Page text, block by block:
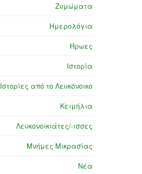
Ζυμώματα
Ημερολόγια
Ήρωες
Ιστορία
Ιστορίες από το Λευκόνοικο
Κειμήλια
Λευκονοικιάτες/-ισσες
Μνήμες Μικρασίας
Νέα